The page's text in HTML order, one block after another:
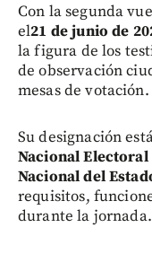
Con la segunda
el21 de junio de
la figura de los
de observación
mesas de votación.
Su designación
Nacional
Nacional del
requisitos,
durante la jornada.